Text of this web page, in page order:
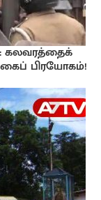
கலவரத்தைக்
பிரயோகம்!